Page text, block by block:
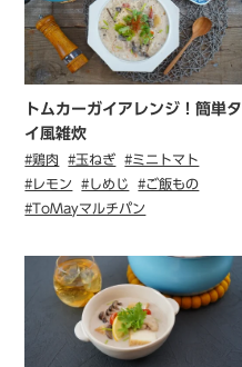
トムカーガイアレンジ！簡単タ
イ風雑炊
#鶏肉 #玉ねぎ
#ミニトマト
#レモン
#しめじ
#ご飯もの
#ToMayマルチパン